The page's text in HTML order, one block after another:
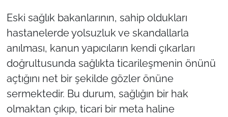
Eski sağlık bakanlarının, sahip oldukları
hastanelerde yolsuzluk ve skandallarla
anılması, kanun yapıcıların kendi çıkarları
doğrultusunda sağlıkta ticarileşmenin önünü
açtığını net bir şekilde gözler önüne
sermektedir. Bu durum, sağlığın bir hak
olmaktan çıkıp, ticari bir meta haline